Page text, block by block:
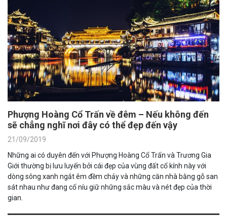
Phượng Hoàng Cổ Trấn về đêm – Nếu không đến
sẽ chẳng nghĩ nơi đây có thể đẹp đến vậy
21/09/2019
Những ai có duyên đến với Phượng Hoàng Cổ Trấn và Trương Gia
Giới thường bị lưu luyến bởi cái đẹp của vùng đất cổ kính này với
dòng sông xanh ngắt êm đềm chảy và những căn nhà bằng gỗ san
sát nhau như đang cố níu giữ những sắc màu và nét đẹp của thời
gian.